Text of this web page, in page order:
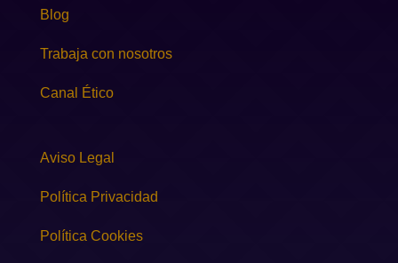
Blog
Trabaja con nosotros
Canal Ético
Aviso Legal
Política Privacidad
Política Cookies